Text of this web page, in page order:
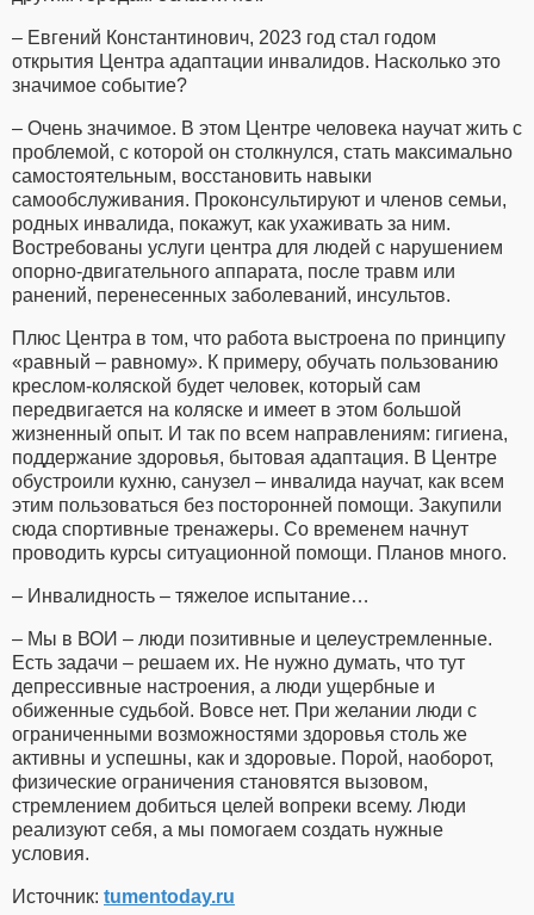
– Евгений Константинович, 2023 год стал годом
открытия Центра адаптации инвалидов. Насколько это
значимое событие?
– Очень значимое. В этом Центре человека научат жить с
проблемой, с которой он столкнулся, стать максимально
самостоятельным, восстановить навыки
самообслуживания. Проконсультируют и членов семьи,
родных инвалида, покажут, как ухаживать за ним.
Востребованы услуги центра для людей с нарушением
опорно-двигательного аппарата, после травм или
ранений, перенесенных заболеваний, инсультов.
Плюс Центра в том, что работа выстроена по принципу
«равный – равному». К примеру, обучать пользованию
креслом-коляской будет человек, который сам
передвигается на коляске и имеет в этом большой
жизненный опыт. И так по всем направлениям: гигиена,
поддержание здоровья, бытовая адаптация. В Центре
обустроили кухню, санузел – инвалида научат, как всем
этим пользоваться без посторонней помощи. Закупили
сюда спортивные тренажеры. Со временем начнут
проводить курсы ситуационной помощи. Планов много.
– Инвалидность – тяжелое испытание…
– Мы в ВОИ – люди позитивные и целеустремленные.
Есть задачи – решаем их. Не нужно думать, что тут
депрессивные настроения, а люди ущербные и
обиженные судьбой. Вовсе нет. При желании люди с
ограниченными возможностями здоровья столь же
активны и успешны, как и здоровые. Порой, наоборот,
физические ограничения становятся вызовом,
стремлением добиться целей вопреки всему. Люди
реализуют себя, а мы помогаем создать нужные
условия.
Источник: tumentoday.ru